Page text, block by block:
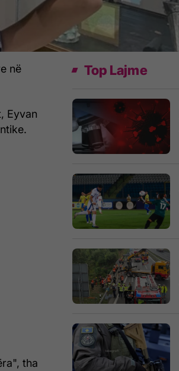
në
Eyvan
tha
Top Lajme